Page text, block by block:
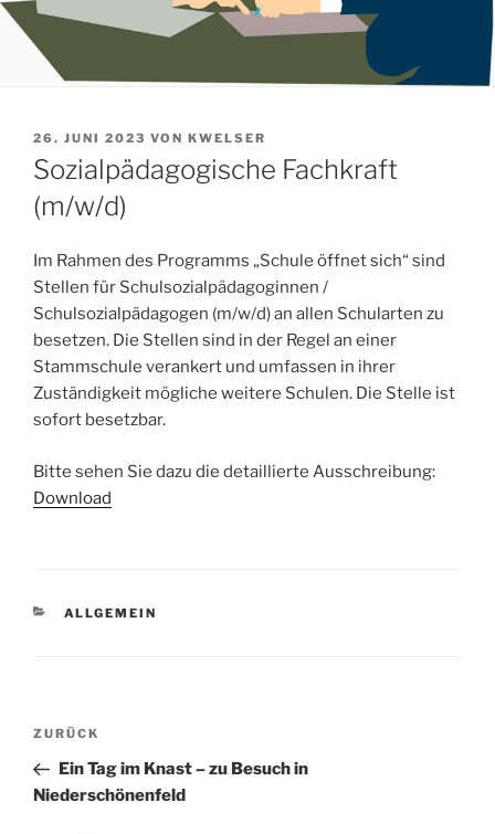
VERÖFFENTLICHT
AM
26. JUNI 2023 VON KWELSER
Sozialpädagogische Fachkraft
(m/w/d)
Im Rahmen des Programms „Schule öffnet sich“ sind
Stellen für Schulsozialpädagoginnen /
Schulsozialpädagogen (m/w/d) an allen Schularten zu
besetzen. Die Stellen sind in der Regel an einer
Stammschule verankert und umfassen in ihrer
Zuständigkeit mögliche weitere Schulen. Die Stelle ist
sofort besetzbar.
Bitte sehen Sie dazu die detaillierte Ausschreibung:
Download
KATEGORIEN
ALLGEMEIN
Beitragsnavigation
Vorheriger
Beitrag
ZURÜCK
Ein Tag im Knast – zu Besuch in
Niederschönenfeld